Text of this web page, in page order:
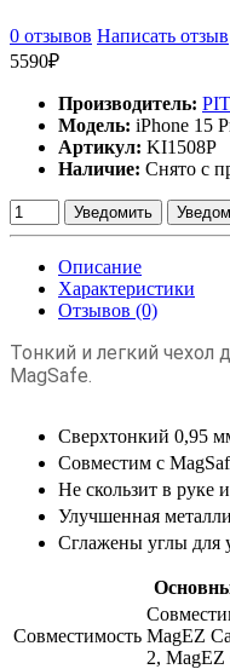
0 отзывов Написать отзыв
5590₽
Производитель:
Модель: iPhone 15
Артикул: KI1508P
Наличие: Снято с
Уведомить
Описание
Характеристики
Отзывов (0)
Тонкий и легкий чехол
MagSafe.
Сверхтонкий 0,95
Совместим с
Не скользит в руке
Улучшенная
Сглажены углы для
Совместимость MagEZ
2, MagEZ